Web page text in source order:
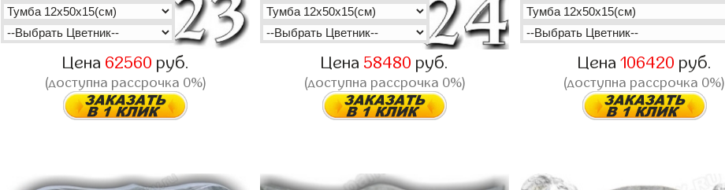
Цена 62560 руб.
(доступна рассрочка 0%)
Цена 58480 руб.
(доступна рассрочка 0%)
Цена 106420 руб.
(доступна рассрочка 0%)